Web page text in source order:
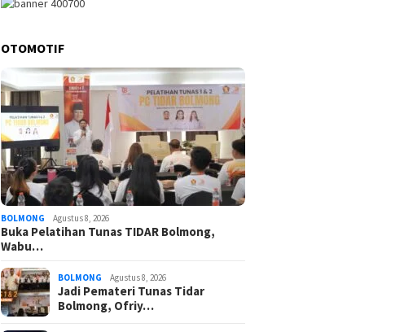
OTOMOTIF
BOLMONG Agustus 8, 2026
Buka Pelatihan Tunas TIDAR Bolmong,
Wabu…
BOLMONG Agustus 8, 2026
Jadi Pemateri Tunas Tidar
Bolmong, Ofriy…